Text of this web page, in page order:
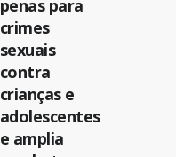
penas para
crimes
sexuais
contra
crianças e
adolescentes
e amplia